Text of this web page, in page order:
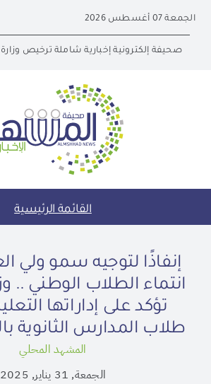
content
الجمعة 07 أغسطس 2026
صحيفة إلكترونية إخبارية شاملة ترخيص وزارة
القائمة الرئيسية
إنفاذًا لتوجيه سمو ولي
انتماء الطلاب الوطني ..
تؤكد على إداراتها
طلاب المدارس الثانوية
المشهد المحلي
الجمعة, 31 يناير, 2025